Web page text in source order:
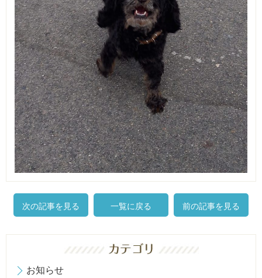
次の記事を見る 一覧に戻る 前の記事を見る
お知らせ